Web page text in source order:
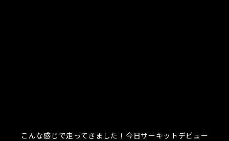
こんな感じで走ってきました！今日サーキットデビュー